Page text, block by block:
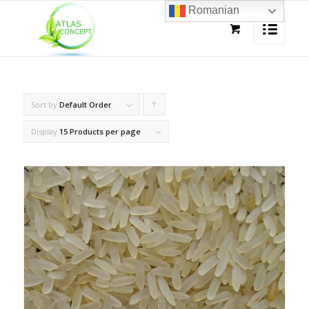
Sort by Default Order
products
ascending
Display 15 Products per page
Romanian